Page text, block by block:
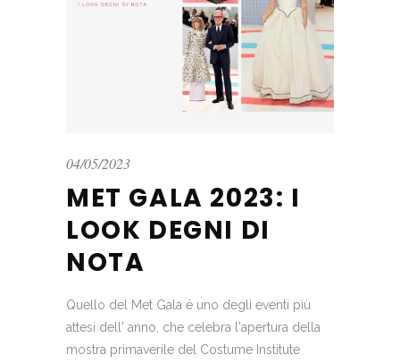
04/05/2023
MET GALA 2023: I
LOOK DEGNI DI
NOTA
Quello del Met Gala è uno degli eventi più
attesi dell' anno, che celebra l'apertura della
mostra primaverile del Costume Institute